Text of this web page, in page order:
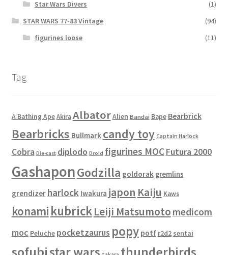
Star Wars Divers
(1)
STAR WARS 77-83 Vintage
(94)
figurines loose
(11)
Tag
A Bathing Ape Akira AlbatorAlien Bandai Bape Bearbrick
Bearbricks Bullmark candy toy Captain Harlock
Cobra Die-cast diplodo Droid figurines MOCFutura 2000
GashaponGodzilla goldorak gremlins
grendizer harlock Iwakura japon Kaiju Kaws
konami kubrickLeiji Matsumoto medicom
moc Peluche pocketzaurus popy potf r2d2 sentai